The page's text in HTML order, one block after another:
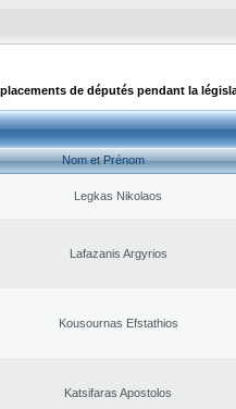
de députés pendant la
Nom et Prénom
Legkas Nikolaos
Lafazanis Argyrios
Kousournas Efstathios
Katsifaras Apostolos